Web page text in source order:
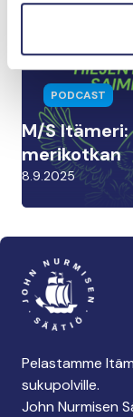
PODCAST
M/S
merikotkan
8.9.2025
Pelastamme
sukupolville.
John Nurmisen